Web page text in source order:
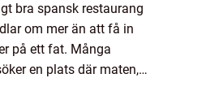
bra spansk restaurang
om mer än att få in
på ett fat. Många
en plats där maten,